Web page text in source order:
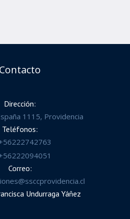
Contacto
Dirección:
1115, Providencia
Teléfonos:
Correo:
Undurraga Yáñez